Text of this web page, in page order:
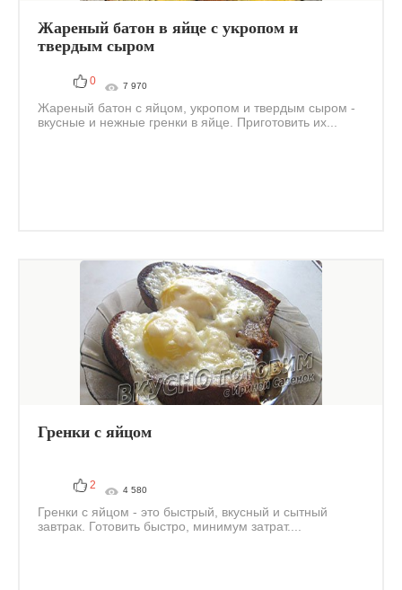
Жареный батон в яйце с укропом и
твердым сыром
0 7 970
Жареный батон с яйцом, укропом и твердым сыром -
вкусные и нежные гренки в яйце. Приготовить их...
Гренки с яйцом
2 4 580
Гренки с яйцом - это быстрый, вкусный и сытный
завтрак. Готовить быстро, минимум затрат....